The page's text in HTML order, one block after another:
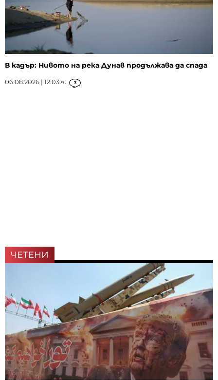
В кадър: Нивото на река Дунав продължава да спада
06.08.2026 | 12:03 ч. 3
ЧЕТЕНИ